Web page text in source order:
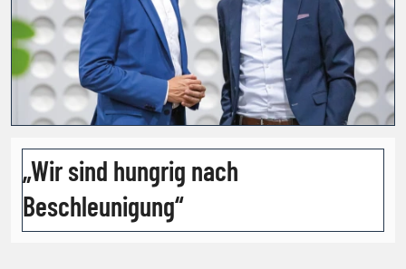
„Wir sind hungrig nach
Beschleunigung“